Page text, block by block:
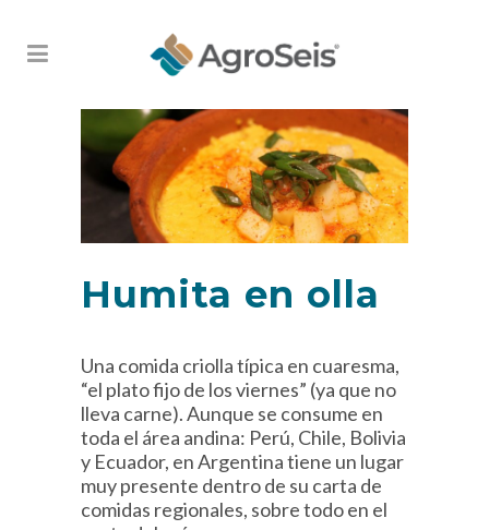
Humita en olla
Una comida criolla típica en cuaresma,
“el plato fijo de los viernes” (ya que no
lleva carne). Aunque se consume en
toda el área andina: Perú, Chile, Bolivia
y Ecuador, en Argentina tiene un lugar
muy presente dentro de su carta de
comidas regionales, sobre todo en el